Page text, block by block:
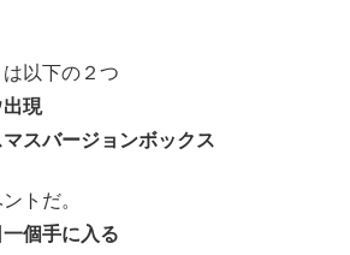
以下の２つ
現
スバージョンボックス
トだ。
個手に入る